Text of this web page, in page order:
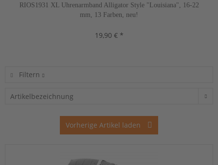
RIOS1931 XL Uhrenarmband Alligator Style "Louisiana", 16-22
mm, 13 Farben, neu!
19,90 € *
Filtern
Vorherige Artikel laden